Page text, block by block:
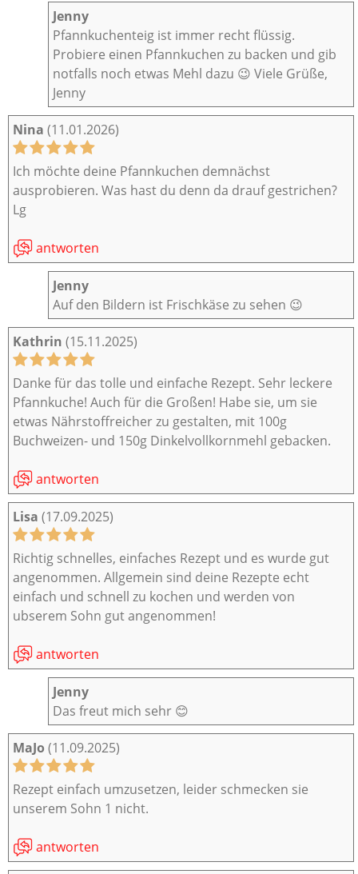
Jenny
Pfannkuchenteig ist immer recht flüssig.
Probiere einen Pfannkuchen zu backen und gib
notfalls noch etwas Mehl dazu 😉 Viele Grüße,
Jenny
Nina (11.01.2026)
Ich möchte deine Pfannkuchen demnächst
ausprobieren. Was hast du denn da drauf gestrichen?
Lg
antworten
Jenny
Auf den Bildern ist Frischkäse zu sehen 😉
Kathrin (15.11.2025)
Danke für das tolle und einfache Rezept. Sehr leckere
Pfannkuche! Auch für die Großen! Habe sie, um sie
etwas Nährstoffreicher zu gestalten, mit 100g
Buchweizen- und 150g Dinkelvollkornmehl gebacken.
antworten
Lisa (17.09.2025)
Richtig schnelles, einfaches Rezept und es wurde gut
angenommen. Allgemein sind deine Rezepte echt
einfach und schnell zu kochen und werden von
ubserem Sohn gut angenommen!
antworten
Jenny
Das freut mich sehr 😊
MaJo (11.09.2025)
Rezept einfach umzusetzen, leider schmecken sie
unserem Sohn 1 nicht.
antworten